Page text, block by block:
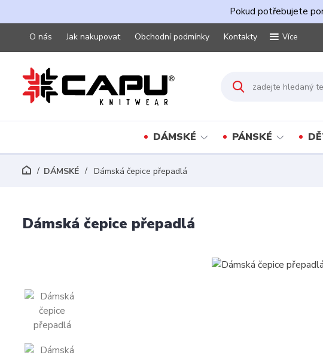
Pokud potřebujete
O nás Jak nakupovat Obchodní podmínky Kontakty Více
DÁMSKÉ PÁNSKÉ
DÁMSKÉ Dámská čepice přepadlá
Dámská čepice přepadlá